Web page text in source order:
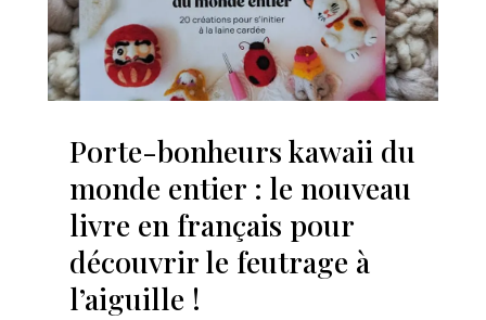
Porte-bonheurs kawaii du
monde entier : le nouveau
livre en français pour
découvrir le feutrage à
l’aiguille !